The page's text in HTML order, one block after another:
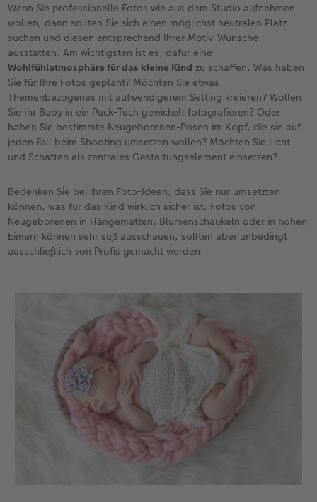
Wenn Sie professionelle Fotos wie aus dem Studio aufnehmen
wollen, dann sollten Sie sich einen möglichst neutralen Platz
suchen und diesen entsprechend Ihrer Motiv-Wünsche
ausstatten. Am wichtigsten ist es, dafür eine
Wohlfühlatmosphäre für das kleine Kind zu schaffen. Was haben
Sie für Ihre Fotos geplant? Möchten Sie etwas
Themenbezogenes mit aufwendigerem Setting kreieren? Wollen
Sie Ihr Baby in ein Puck-Tuch gewickelt fotografieren? Oder
haben Sie bestimmte Neugeborenen-Posen im Kopf, die sie auf
jeden Fall beim Shooting umsetzen wollen? Möchten Sie Licht
und Schatten als zentrales Gestaltungselement einsetzen?
Bedenken Sie bei Ihren Foto-Ideen, dass Sie nur umsetzten
können, was für das Kind wirklich sicher ist. Fotos von
Neugeborenen in Hängematten, Blumenschaukeln oder in hohen
Eimern können sehr süß ausschauen, sollten aber unbedingt
ausschließlich von Profis gemacht werden.